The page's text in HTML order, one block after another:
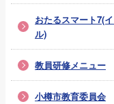
おたるスマート7(
ル)
教員研修メニュー
小樽市教育委員会